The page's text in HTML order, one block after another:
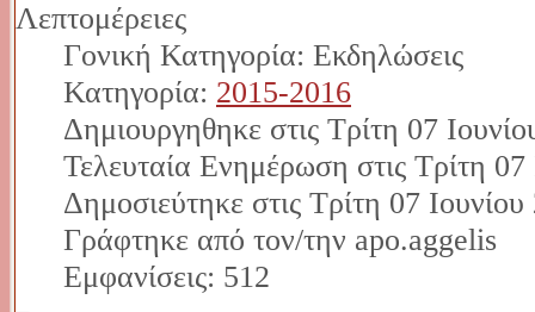
Λεπτομέρειες
Γονική Κατηγορία: Εκδηλώσεις
Κατηγορία: 2015-2016
Δημιουργηθηκε στις Τρίτη 07
Τελευταία Ενημέρωση στις Τρίτη
Δημοσιεύτηκε στις Τρίτη 07
Γράφτηκε από τον/την apo.aggelis
Εμφανίσεις: 512